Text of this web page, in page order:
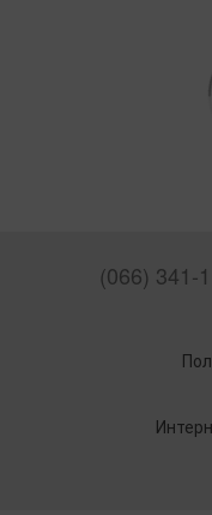
(066) 341-